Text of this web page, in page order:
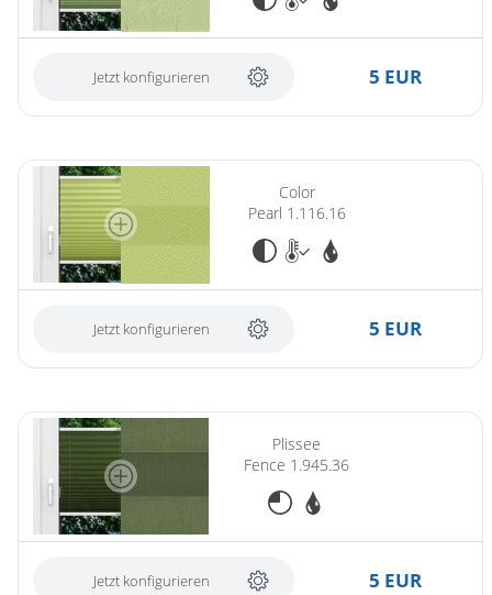
Jetzt konfigurieren 5 EUR
Color
Pearl 1.116.16
Jetzt konfigurieren 5 EUR
Plissee
Fence 1.945.36
Jetzt konfigurieren 5 EUR